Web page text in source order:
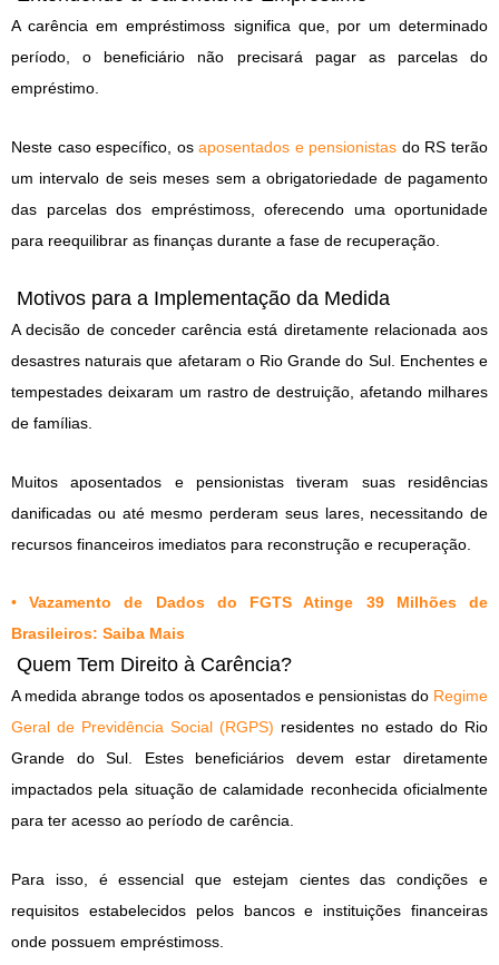
A carência em empréstimoss significa que, por um determinado
período, o beneficiário não precisará pagar as parcelas do
empréstimo.
Neste caso específico, osaposentados e pensionistas do RS terão
um intervalo de seis meses sem a obrigatoriedade de pagamento
das parcelas dos empréstimoss, oferecendo uma oportunidade
para reequilibrar as finanças durante a fase de recuperação.
Motivos para a Implementação da Medida
A decisão de conceder carência está diretamente relacionada aos
desastres naturais que afetaram o Rio Grande do Sul. Enchentes e
tempestades deixaram um rastro de destruição, afetando milhares
de famílias.
Muitos aposentados e pensionistas tiveram suas residências
danificadas ou até mesmo perderam seus lares, necessitando de
recursos financeiros imediatos para reconstrução e recuperação.
•Vazamento de Dados do FGTS Atinge 39 Milhões de
Brasileiros: Saiba Mais
Quem Tem Direito à Carência?
A medida abrange todos os aposentados e pensionistas do Regime
Geral de Previdência Social (RGPS) residentes no estado do Rio
Grande do Sul. Estes beneficiários devem estar diretamente
impactados pela situação de calamidade reconhecida oficialmente
para ter acesso ao período de carência.
Para isso, é essencial que estejam cientes das condições e
requisitos estabelecidos pelos bancos e instituições financeiras
onde possuem empréstimoss.